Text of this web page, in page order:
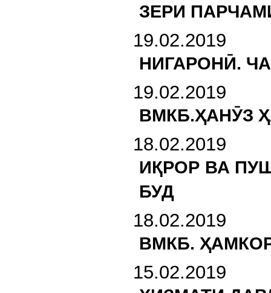
ЗЕРИ
19.02.2019
НИГАРОНӢ.
19.02.2019
ВМКБ.ҲАНӮЗ
18.02.2019
ИҚРОР ВА
БУД
18.02.2019
ВМКБ.
15.02.2019